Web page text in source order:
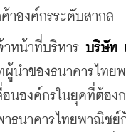
าองค์กรระดับสากล
าหน้าที่บริหาร บริษัท
ผู้นำของธนาคารไท
นองค์กรในยุคที่ต้อ
ธนาคารไทยพาณิช